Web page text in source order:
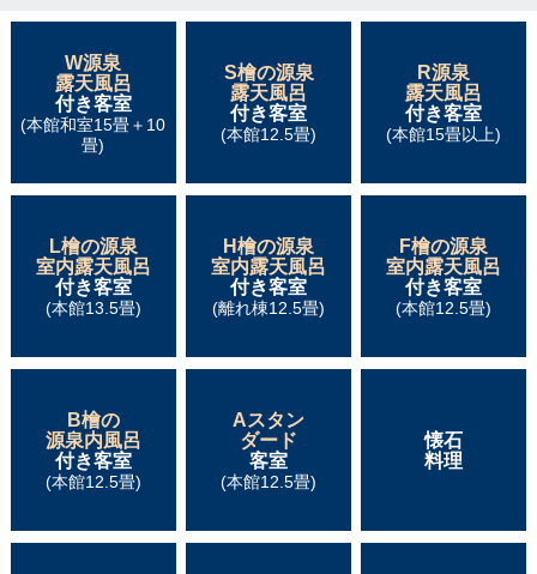
W源泉
露天風呂
付き客室
(本館和室15畳＋10
畳)
S檜の源泉
露天風呂
付き客室
(本館12.5畳)
R源泉
露天風呂
付き客室
(本館15畳以上)
L檜の源泉
室内露天風呂
付き客室
(本館13.5畳)
H檜の源泉
室内露天風呂
付き客室
(離れ棟12.5畳)
F檜の源泉
室内露天風呂
付き客室
(本館12.5畳)
B檜の
源泉内風呂
付き客室
(本館12.5畳)
Aスタン
ダード
客室
(本館12.5畳)
懐石
料理